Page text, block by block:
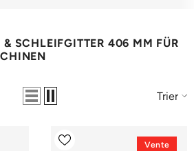
& SCHLEIFGITTER 406 MM FÜR
Trier
Vente